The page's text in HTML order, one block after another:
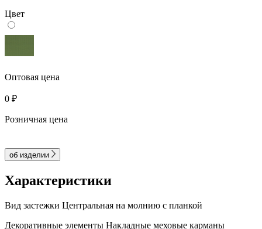
Цвет
Оптовая цена
0 ₽
Розничная цена
об изделии
Характеристики
Вид застежки Центральная на молнию с планкой
Декоративные элементы Накладные меховые карманы